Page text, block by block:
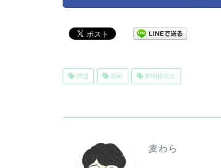
摂理 芸術 鄭明析先生
麦わら